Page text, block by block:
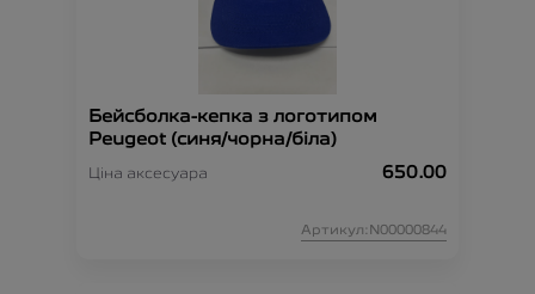
Бейсболка-кепка з логотипом
Peugeot (синя/чорна/біла)
Ціна аксесуара 650.00
Артикул:N00000844